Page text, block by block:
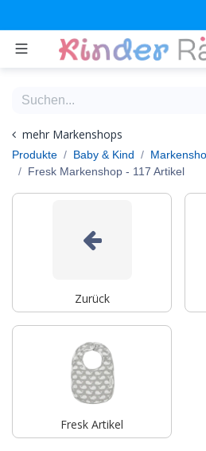
mehr Markenshops
Produkte
Baby & Kind
Fresk Markenshop - 117 Artikel
Zurück
Fresk Artikel